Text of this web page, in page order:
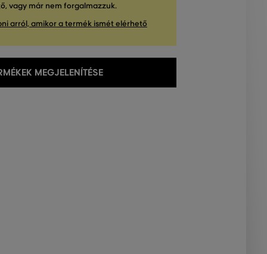
vagy már nem forgalmazzuk.
arról, amikor a termék ismét elérhető
MEGJELENÍTÉSE